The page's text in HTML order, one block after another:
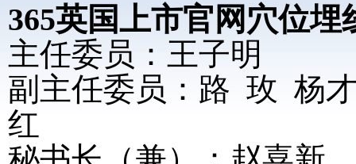
365英国上市官网穴位埋
主任委员：王子明
副主任委员：路 玫 杨
红